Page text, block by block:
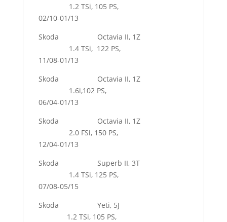
1.2 TSi, 105 PS,
02/10-01/13
Skoda Octavia II, 1Z
1.4 TSi, 122 PS,
11/08-01/13
Skoda Octavia II, 1Z
1.6i,102 PS,
06/04-01/13
Skoda Octavia II, 1Z
2.0 FSi, 150 PS,
12/04-01/13
Skoda Superb II, 3T
1.4 TSi, 125 PS,
07/08-05/15
Skoda Yeti, 5J
1.2 TSi, 105 PS,